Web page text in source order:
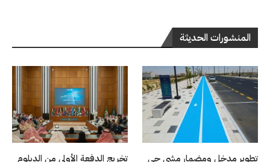
المنشورات الحديثة
تطوير مدخل ومضمار مشي حي
تخريج الدفعة الأولى من الدبلوم